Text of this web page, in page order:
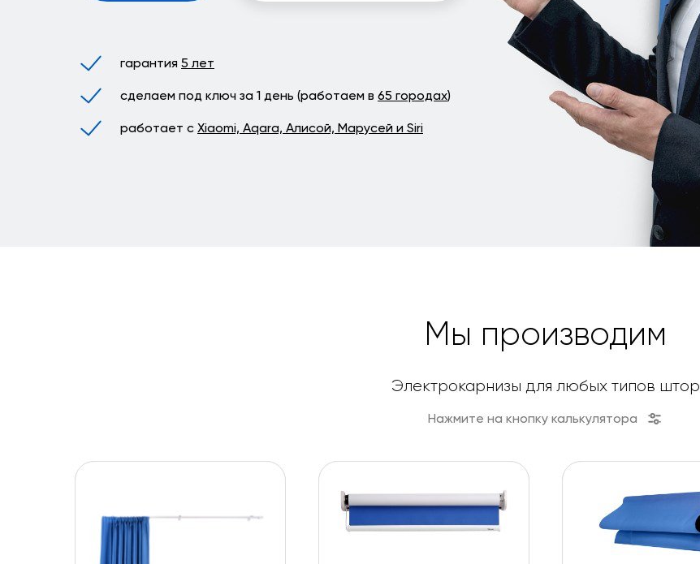
гарантия 5 лет
сделаем под ключ за 1 день (работаем в 65 городах)
работает с Xiaomi, Aqara, Алисой, Марусей и Siri
Мы производим
Электрокарнизы для любых типов штор
Нажмите на кнопку калькулятора